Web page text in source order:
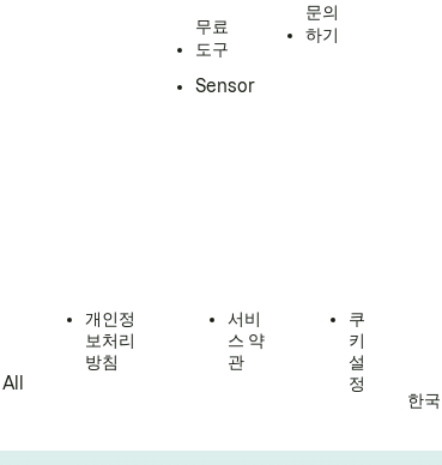
무료
도구
Sensor
문의
하기
All
개인정
보처리
방침
서비
스 약
관
쿠
키
설
정
한